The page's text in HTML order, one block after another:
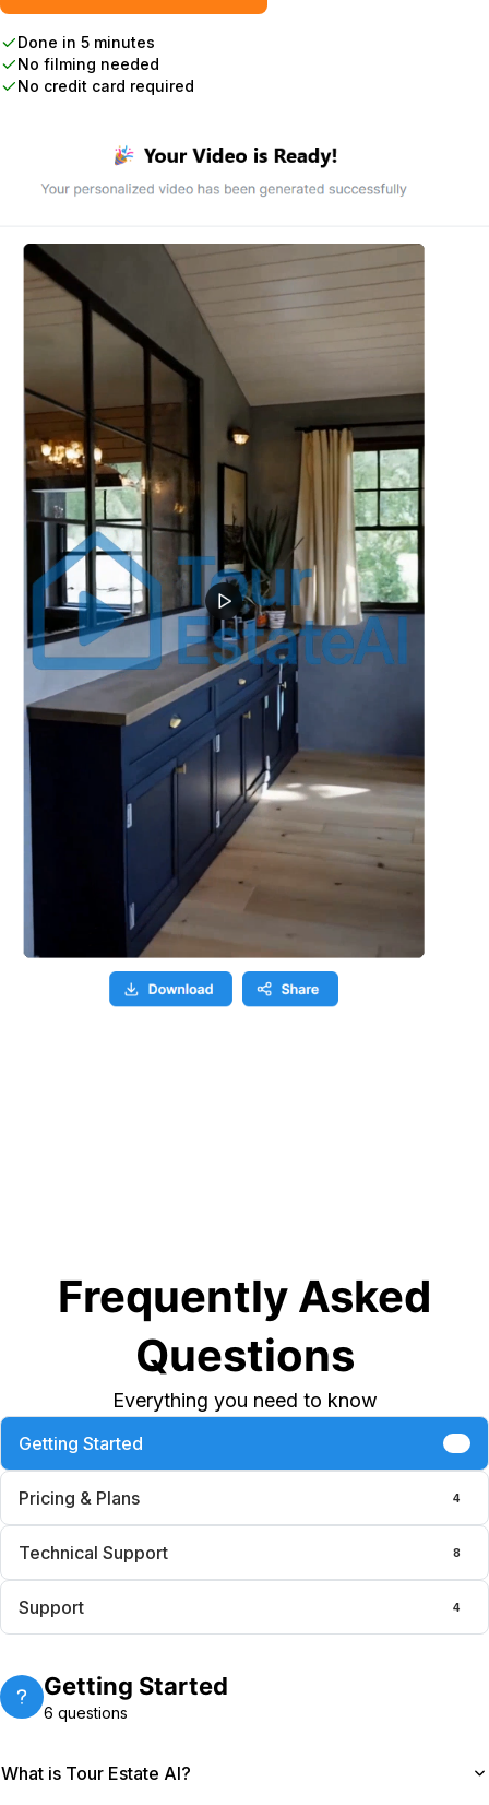
Done in 5 minutes
No filming needed
No credit card required
Frequently Asked
Questions
Everything you need to know
Getting Started
Pricing & Plans 4
Technical Support 8
Support 4
Getting Started
6 questions
What is Tour Estate AI?